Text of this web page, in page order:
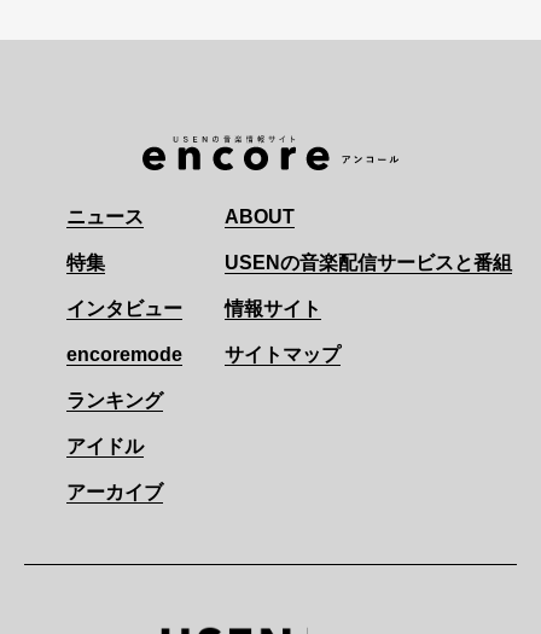
ニュース
特集
インタビュー
encoremode
ランキング
アイドル
アーカイブ
ABOUT
USENの音楽配信サービスと番組
情報サイト
サイトマップ